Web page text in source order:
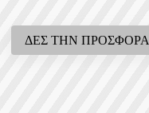
ΔΕΣ ΤΗΝ ΠΡΟΣΦΟΡΑ